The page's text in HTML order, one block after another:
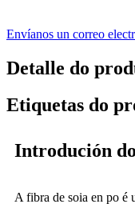
Envíanos un correo
Detalle do
Etiquetas do
Introdución
A fibra de soia en po é